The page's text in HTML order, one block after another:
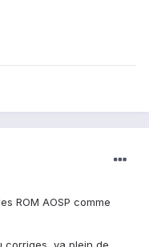
ROM AOSP comme